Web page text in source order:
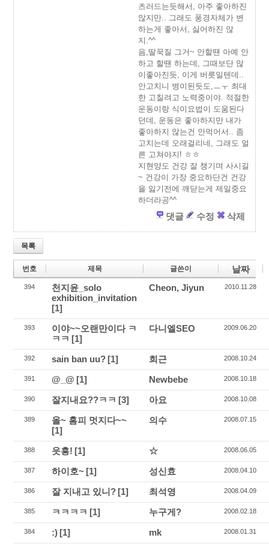
츠러드는듯해서, 아주 좋아하진
않지만.. 그래도 풍경자체가 변
하는게 좋아서, 싫어하진 않
지.^^
음,딸꾹질 그거~ 안할땐 아예 안
하고 할땐 하는데, 그때보단 많
이좋아진듯, 이게 버릇일텐데..
안고치니 병이된듯도,ㅡㅜ 최대
한 고칠려고 노력중이야. 적절한
운동이랑 식이요법이 도움된다
던데, 운동은 좋아하지만 내가
좋아하지 않는건 안먹어서.. 좀
고치는데 오래걸리네, 그래도 얼
른 고쳐야지! ㅎㅎ
지현양도 건강 잘 챙기며 사시길
~ 건강이 가장 중요하단건 건강
을 잃기전에 깨닫는게 제일중요
하더라공^^
댓글 수정 삭제
목록
번호 제목 글쓴이 날짜
394
천지윤_solo
exhibition_invitation
[1]
Cheon, Jiyun 2010.11.28
393
이야~~오랜만이다 ㅋ
ㅋㅋ [1]
다니엘SEO 2009.06.20
392 sain ban uu? [1] 희근 2008.10.24
391 @_@ [1] Newbebe 2008.10.18
390 잘지내요??ㅋㅋ [3] 아요 2008.10.08
389
올~ 홈피 멋지다~~
[1]
의수 2008.07.15
388 읏흥! [1] ☆ 2008.06.05
387 하이호~ [1] 성신효 2008.04.10
386 잘 지내고 있니? [1] 최석영 2008.04.09
385 ㅋㅋㅋㅋ [1] 누구게? 2008.02.18
384 :) [1] mk 2008.01.31